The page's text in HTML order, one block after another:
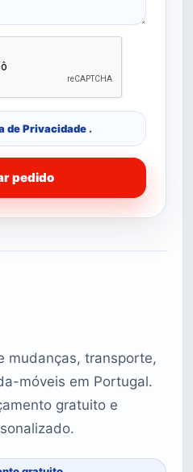
de Privacidade .
pedido
mudanças, transporte,
móveis em Portugal.
gratuito e